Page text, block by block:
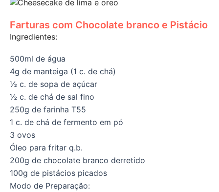
Farturas com Chocolate branco e Pistácio
Ingredientes:
500ml de água
4g de manteiga (1 c. de chá)
½ c. de sopa de açúcar
½ c. de chá de sal fino
250g de farinha T55
1 c. de chá de fermento em pó
3 ovos
Óleo para fritar q.b.
200g de chocolate branco derretido
100g de pistácios picados
Modo de Preparação: